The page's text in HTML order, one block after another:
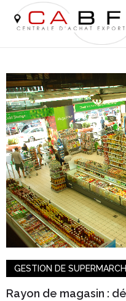
GESTION DE
Rayon de magasin :